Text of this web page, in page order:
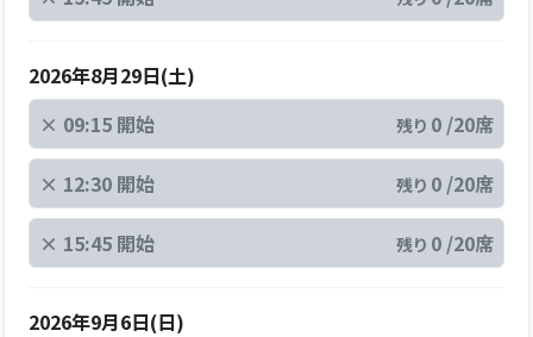
2026年8月29日(土)
× 09:15 開始 残り0 /20席
× 12:30 開始 残り0 /20席
× 15:45 開始 残り0 /20席
2026年9月6日(日)